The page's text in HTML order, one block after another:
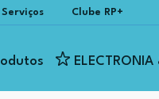
Serviços Clube RP+
ELECTRONIA